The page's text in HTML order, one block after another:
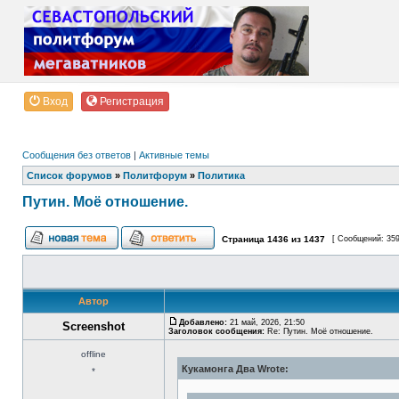
Вход Регистрация
Сообщения без ответов | Активные темы
Список форумов » Политфорум » Политика
Путин. Моё отношение.
Страница 1436 из 1437 [ Сообщений:
Автор
Screenshot Добавлено: 21 май, 2026, 21:50
Заголовок сообщения: Re: Путин. Моё отношение.
offline
*
Кукамонга Два Wrote: